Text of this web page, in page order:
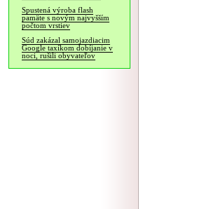
Spustená výroba flash
pamäte s novým najvyšším
počtom vrstiev
Súd zakázal samojazdiacim
Google taxíkom dobíjanie v
noci, rušili obyvateľov